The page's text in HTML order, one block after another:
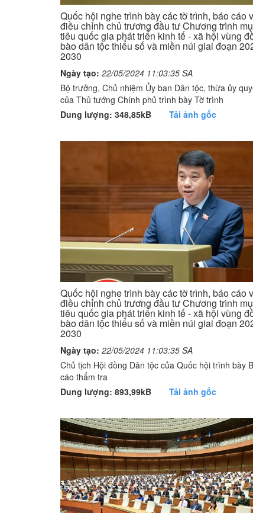
Quốc hội nghe trình bày các tờ trình, báo cáo
điều chỉnh chủ trương đầu tư Chương trình
tiêu quốc gia phát triển kinh tế - xã hội vùng
bào dân tộc thiểu số và miền núi giai đoạn
2030
Ngày tạo: 22/05/2024 11:03:35 SA
Bộ trưởng, Chủ nhiệm Ủy ban Dân tộc, thừa ủy
của Thủ tướng Chính phủ trình bày Tờ trình
Dung lượng: 348,85kB
Tải ảnh gốc
Quốc hội nghe trình bày các tờ trình, báo cáo
điều chỉnh chủ trương đầu tư Chương trình
tiêu quốc gia phát triển kinh tế - xã hội vùng
bào dân tộc thiểu số và miền núi giai đoạn
2030
Ngày tạo: 22/05/2024 11:03:35 SA
Chủ tịch Hội đồng Dân tộc của Quốc hội trình bày
cáo thẩm tra
Dung lượng: 893,99kB
Tải ảnh gốc